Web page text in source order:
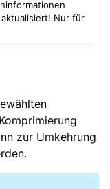
Nur für
zur Umkehrung